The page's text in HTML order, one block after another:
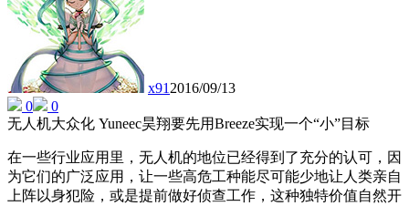
x912016/09/13
0
0
无人机大众化 Yuneec昊翔要先用Breeze实现一个“小”目标
在一些行业应用里，无人机的地位已经得到了充分的认可，因
为它们的广泛应用，让一些高危工种能尽可能少地让人类亲自
上阵以身犯险，或是提前做好侦查工作，这种独特价值自然开